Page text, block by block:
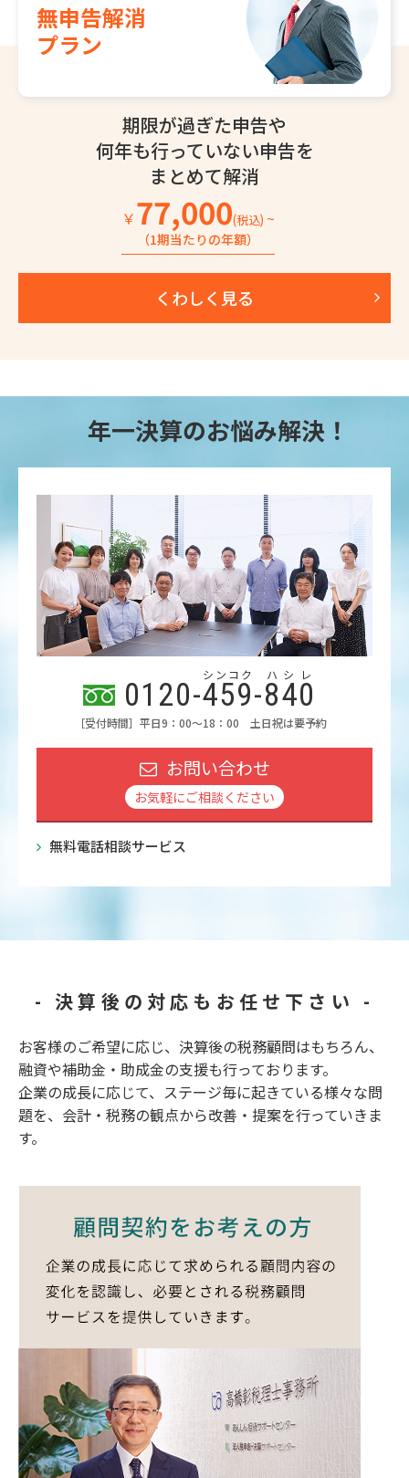
無申告解消
プラン
期限が過ぎた申告や
何年も行っていない申告を
まとめて解消
￥77,000(税込) ~
（1期当たりの年額）
くわしく見る
年一決算のお悩み解決！
0120-459
シンコク
-840
ハシレ
［受付時間］平日9：00～18：00 土日祝は要予約
お問い合わせ
お気軽にご相談ください
無料電話相談サービス
- 決算後の対応もお任せ下さい -
お客様のご希望に応じ、決算後の税務顧問はもちろん、
融資や補助金・助成金の支援も行っております。
企業の成長に応じて、ステージ毎に起きている様々な問
題を、会計・税務の観点から改善・提案を行っていきま
す。